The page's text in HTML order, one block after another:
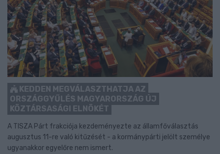
KEDDEN MEGVÁLASZTHATJA AZ
ORSZÁGGYŰLÉS MAGYARORSZÁG ÚJ
KÖZTÁRSASÁGI ELNÖKÉT
A TISZA Párt frakciója kezdeményezte az államfőválasztás
augusztus 11-re való kitűzését - a kormánypárti jelölt személye
ugyanakkor egyelőre nem ismert.